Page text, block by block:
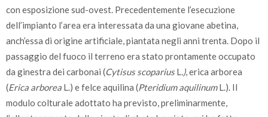
con esposizione sud-ovest. Precedentemente l’esecuzione
dell’impianto l’area era interessata da una giovane abetina,
anch’essa di origine artificiale, piantata negli anni trenta. Dopo il
passaggio del fuoco il terreno era stato prontamente occupato
da ginestra dei carbonai (Cytisus scopariusL.), erica arborea
(Erica arborea L.) e felce aquilina (Pteridium aquilinumL.). Il
modulo colturale adottato ha previsto, preliminarmente,